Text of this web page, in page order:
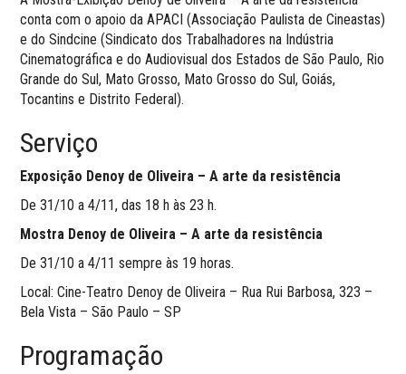
conta com o apoio da APACI (Associação Paulista de Cineastas)
e do Sindcine (Sindicato dos Trabalhadores na Indústria
Cinematográfica e do Audiovisual dos Estados de São Paulo, Rio
Grande do Sul, Mato Grosso, Mato Grosso do Sul, Goiás,
Tocantins e Distrito Federal).
Serviço
Exposição Denoy de Oliveira – A arte da resistência
De 31/10 a 4/11, das 18 h às 23 h.
Mostra Denoy de Oliveira – A arte da resistência
De 31/10 a 4/11 sempre às 19 horas.
Local: Cine-Teatro Denoy de Oliveira – Rua Rui Barbosa, 323 –
Bela Vista – São Paulo – SP
Programação